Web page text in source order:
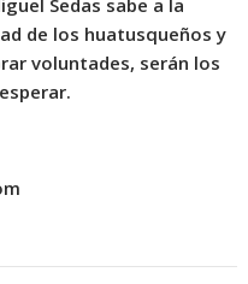
Sedas sabe a la
de los huatusqueños y
voluntades, serán los